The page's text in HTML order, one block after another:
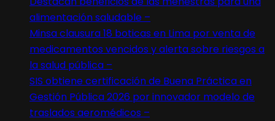
alimentación saludable –
Minsa clausura 18 boticas en Lima por venta de
medicamentos vencidos y alerta sobre riesgos a
la salud pública –
SIS obtiene certificación de Buena Práctica en
Gestión Pública 2026 por innovador modelo de
traslados aeromédicos –